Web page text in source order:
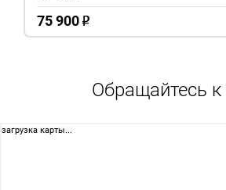
75 900 o
Обращайтесь
загрузка карты...